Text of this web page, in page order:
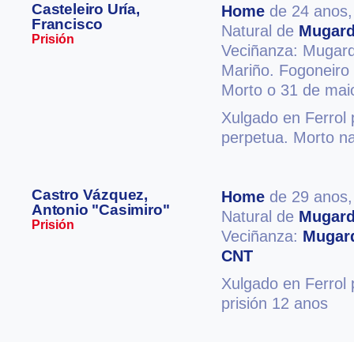
Casteleiro Uría,
Francisco
Prisión
Home de 24
Natural de
Veciñanza:
Mariño.
Morto o 31 de
Xulgado en Ferrol
perpetua. Morto
Castro Vázquez,
Antonio "Casimiro"
Prisión
Home de 29
Natural de
Veciñanza:
CNT
Xulgado en Ferrol
prisión 12 anos